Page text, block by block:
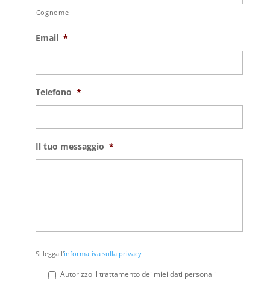
Cognome
Email *
Telefono *
Il tuo messaggio *
Si
legga
l'informativa
Si legga l'informativa sulla privacy
Autorizzo il trattamento dei miei dati personali